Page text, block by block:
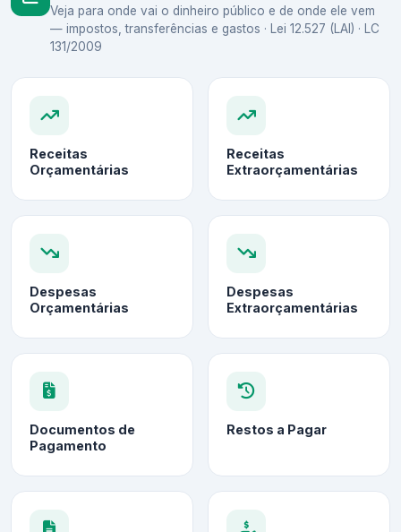
Veja para onde vai o dinheiro público e de onde ele vem
— impostos, transferências e gastos · Lei 12.527 (LAI) · LC
131/2009
Receitas
Orçamentárias
Receitas
Extraorçamentárias
Despesas
Orçamentárias
Despesas
Extraorçamentárias
Documentos de
Pagamento
Restos a Pagar